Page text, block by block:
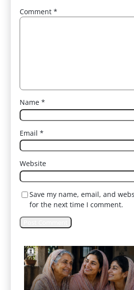
Comment*
Name*
Email*
Website
Save my name, email, and
for the next time I comment.